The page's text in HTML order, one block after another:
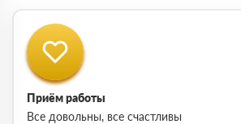
Приём работы
Все довольны, все счастливы